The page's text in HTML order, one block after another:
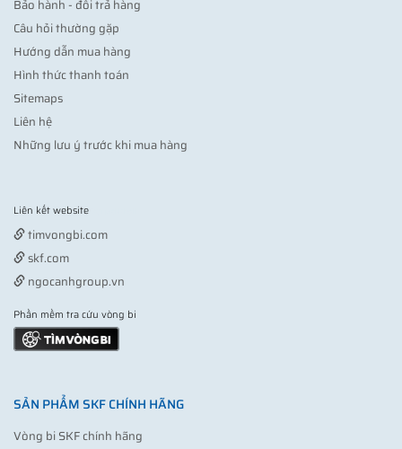
Bảo hành - đổi trả hàng
Câu hỏi thường gặp
Hướng dẫn mua hàng
Hình thức thanh toán
Sitemaps
Liên hệ
Những lưu ý trước khi mua hàng
Liên kết website
timvongbi.com
skf.com
ngocanhgroup.vn
Phần mềm tra cứu vòng bi
SẢN PHẨM SKF CHÍNH HÃNG
Vòng bi SKF chính hãng